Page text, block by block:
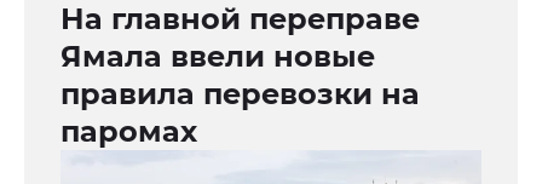
На главной переправе
Ямала ввели новые
правила перевозки на
паромах